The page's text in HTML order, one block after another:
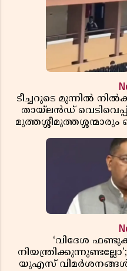
ടീച്ചറുടെ മുന്നിൽ
തായ്‌ലൻഡ്
മുത്തശ്ശീമുത്തശ്ശന്മാരും
‘വിദേശ
യുഎസ്